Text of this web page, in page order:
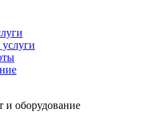
и оборудование